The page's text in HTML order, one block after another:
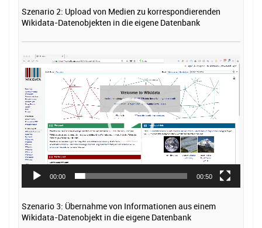
Szenario 2: Upload von Medien zu korrespondierenden
Wikidata-Datenobjekten in die eigene Datenbank
Video-
Player
00:00 00:50
Szenario 3: Übernahme von Informationen aus einem
Wikidata-Datenobjekt in die eigene Datenbank